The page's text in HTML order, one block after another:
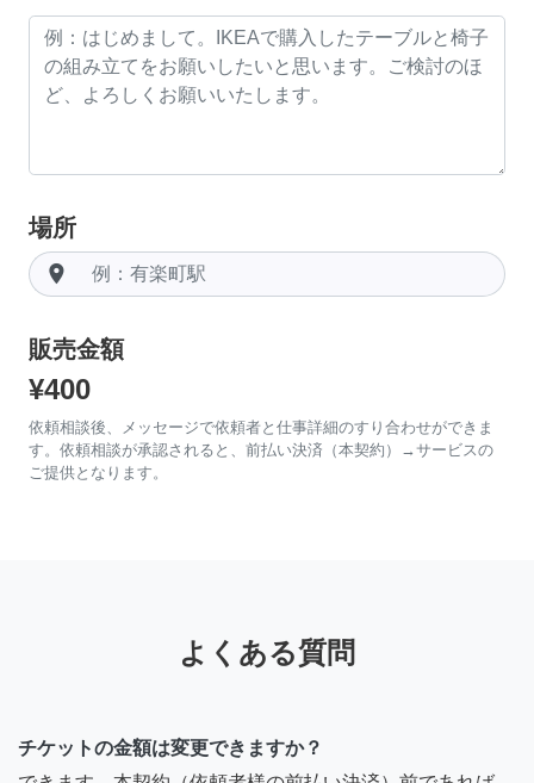
場所
room
販売金額
¥400
依頼相談後、メッセージで依頼者と仕事詳細のすり合わせができま
す。依頼相談が承認されると、前払い決済（本契約）→サービスの
ご提供となります。
よくある質問
チケットの金額は変更できますか？